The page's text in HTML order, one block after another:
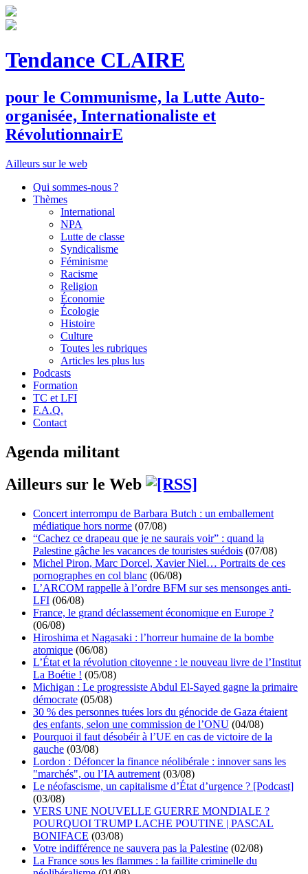
Tendance CLAIRE
pour le Communisme, la Lutte Auto-
organisée, Internationaliste et
RévolutionnairE
Ailleurs sur le web
Qui sommes-nous ?
Thèmes
International
NPA
Lutte de classe
Syndicalisme
Féminisme
Racisme
Religion
Économie
Écologie
Histoire
Culture
Toutes les rubriques
Articles les plus lus
Podcasts
Formation
TC et LFI
F.A.Q.
Contact
Agenda militant
Ailleurs sur le Web
Concert interrompu de Barbara Butch : un emballement
médiatique hors norme (07/08)
“Cachez ce drapeau que je ne saurais voir” : quand la
Palestine gâche les vacances de touristes suédois (07/08)
Michel Piron, Marc Dorcel, Xavier Niel… Portraits de ces
pornographes en col blanc (06/08)
L’ARCOM rappelle à l’ordre BFM sur ses mensonges anti-
LFI (06/08)
France, le grand déclassement économique en Europe ?
(06/08)
Hiroshima et Nagasaki : l’horreur humaine de la bombe
atomique (06/08)
L’État et la révolution citoyenne : le nouveau livre de l’Institut
La Boétie ! (05/08)
Michigan : Le progressiste Abdul El-Sayed gagne la primaire
démocrate (05/08)
30 % des personnes tuées lors du génocide de Gaza étaient
des enfants, selon une commission de l’ONU (04/08)
Pourquoi il faut désobéir à l’UE en cas de victoire de la
gauche (03/08)
Lordon : Défoncer la finance néolibérale : innover sans les
"marchés", ou l’IA autrement (03/08)
Le néofascisme, un capitalisme d’État d’urgence ? [Podcast]
(03/08)
VERS UNE NOUVELLE GUERRE MONDIALE ?
POURQUOI TRUMP LACHE POUTINE | PASCAL
BONIFACE (03/08)
Votre indifférence ne sauvera pas la Palestine (02/08)
La France sous les flammes : la faillite criminelle du